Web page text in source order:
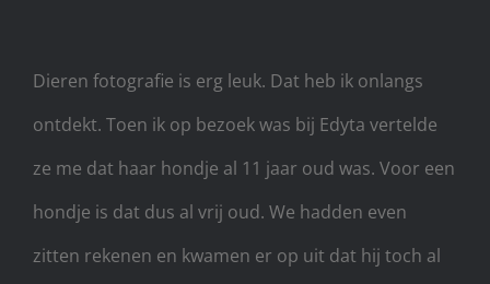
Dieren fotografie is erg leuk. Dat heb ik onlangs
ontdekt. Toen ik op bezoek was bij Edyta vertelde
ze me dat haar hondje al 11 jaar oud was. Voor een
hondje is dat dus al vrij oud. We hadden even
zitten rekenen en kwamen er op uit dat hij toch al